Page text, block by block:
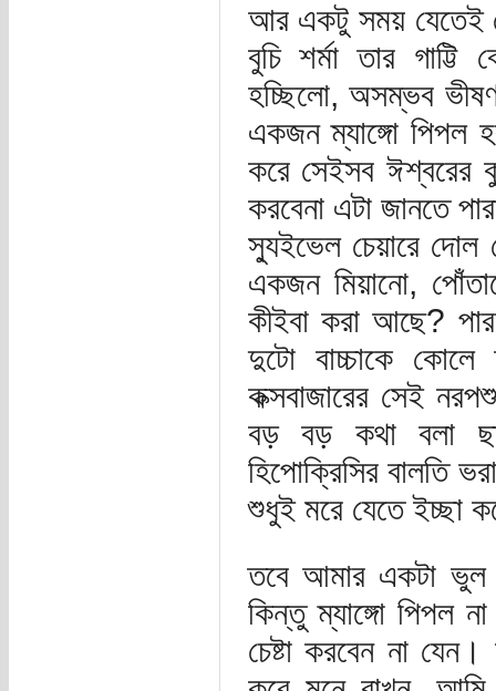
আর একটু সময় যেতেই
বুচি শর্মা তার
হচ্ছিলো, অসম্ভব
একজন ম্যাঙ্গো পিপল
করে সেইসব ঈশ্বরের
করবেনা এটা জানতে
স্যুইভেল চেয়ারে দোল
একজন মিয়ানো,
কীইবা করা আছে?
দুটো বাচ্চাকে
কক্সবাজারের সেই
বড় বড় কথা বলা
হিপোক্রিসির বালতি
শুধুই মরে যেতে ইচ্ছা
তবে আমার একটা ভুল
কিন্তু ম্যাঙ্গো পিপল
চেষ্টা করবেন না